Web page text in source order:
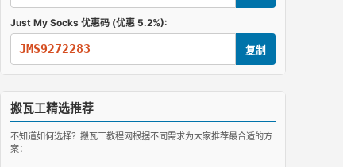
Just My Socks 优惠码 (优惠 5.2%):
JMS9272283 复制
搬瓦工精选推荐
不知道如何选择？搬瓦工教程网根据不同需求为大家推荐最合适的方
案：